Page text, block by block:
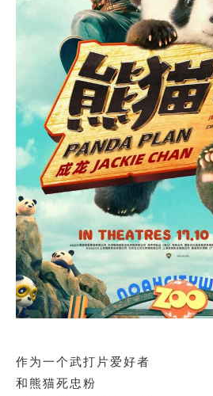
作为一个武打片爱好者
和熊猫死忠粉